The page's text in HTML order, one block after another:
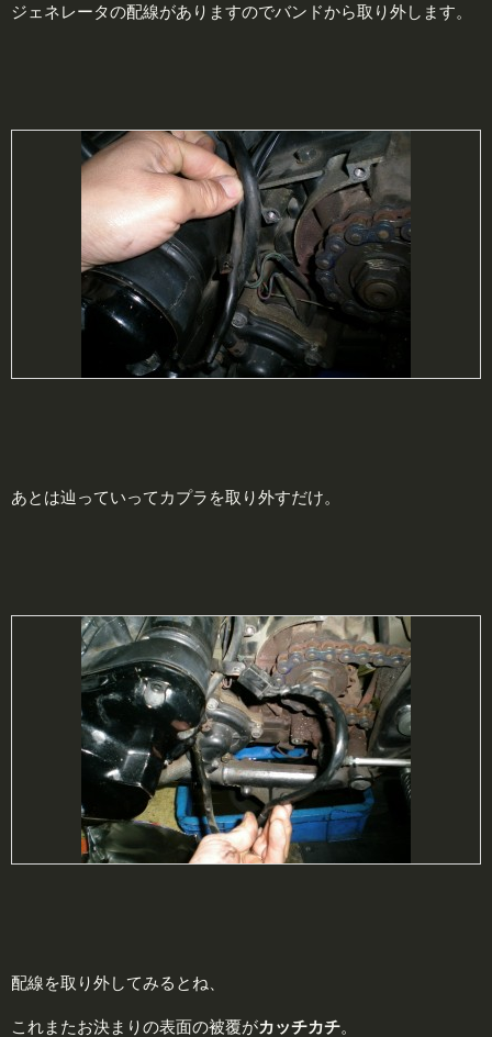
ジェネレータの配線がありますのでバンドから取り外します。
あとは辿っていってカプラを取り外すだけ。
配線を取り外してみるとね、
これまたお決まりの表面の被覆がカッチカチ。